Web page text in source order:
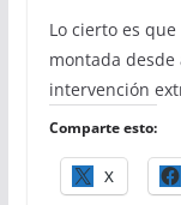
Lo cierto es
montada
intervención
Comparte esto:
X